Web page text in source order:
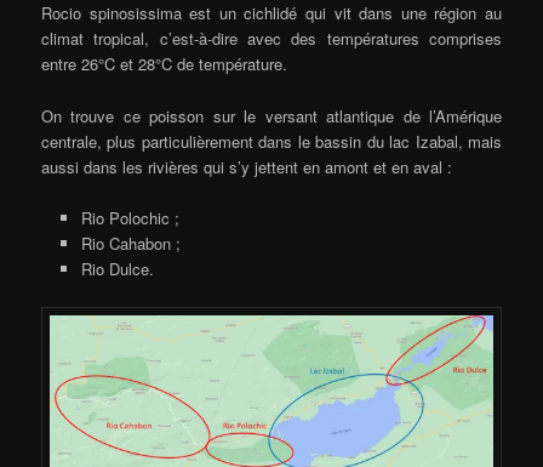
Rocio spinosissima est un cichlidé qui vit dans une région au
climat tropical, c’est-à-dire avec des températures comprises
entre 26°C et 28°C de température.
On trouve ce poisson sur le versant atlantique de l’Amérique
centrale, plus particulièrement dans le bassin du lac Izabal, mais
aussi dans les rivières qui s’y jettent en amont et en aval :
Rio Polochic ;
Rio Cahabon ;
Rio Dulce.